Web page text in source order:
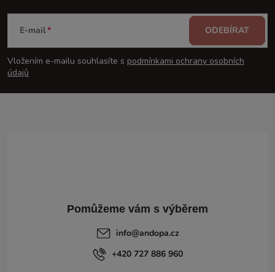
p
a
E-mail
Vložením e-mailu souhlasíte s podmínkami ochrany osobních
údajů
ODEBÍRAT
info@andopa.cz
+420 727 886 960